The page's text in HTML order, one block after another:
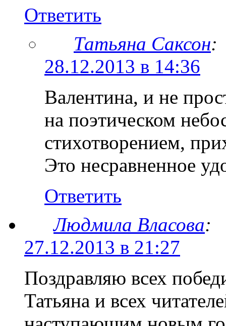
Ответить
Татьяна Саксон:
28.12.2013 в 14:36
Валентина, и не
на поэтическом
стихотворением,
Это несравненное
Ответить
Людмила Власова:
27.12.2013 в 21:27
Поздравляю всех
Татьяна и всех